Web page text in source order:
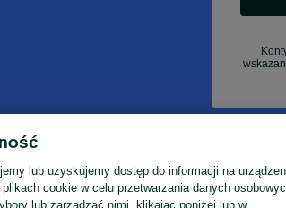
lub uzyskujemy dostęp do informacji na
cookie w celu przetwarzania danych
lub zarządzać nimi, klikając poniżej lub w